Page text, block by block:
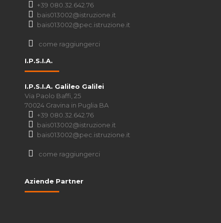
+39 080.32.642.76
bais013002@istruzione.it
bais013002@pec.istruzione.it
come raggiungerci
I.P.S.I.A.
I.P.S.I.A. Galileo Galilei
Via Paolo Baffi, 25
70024 Gravina in Puglia BA
+39 080.32.642.76
bais013002@istruzione.it
bais013002@pec.istruzione.it
come raggiungerci
Aziende Partner